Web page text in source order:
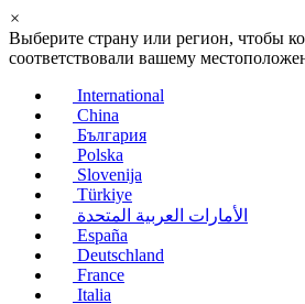
×
Выберите страну или регион, чтобы
соответствовали вашему
International
China
България
Polska
Slovenija
Türkiye
الأمارات العربية المتحدة
España
Deutschland
France
Italia